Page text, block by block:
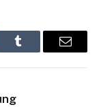
Tumblr Email